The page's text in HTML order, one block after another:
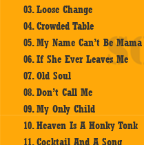
03. Loose Change
04. Crowded Table
05. My Name Can’t Be Mama
06. If She Ever Leaves Me
07. Old Soul
08. Don’t Call Me
09. My Only Child
10. Heaven Is A Honky Tonk
11. Cocktail And A Song